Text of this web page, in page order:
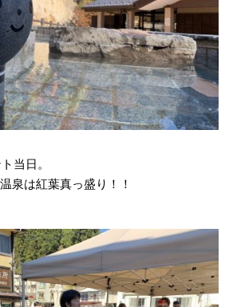
当日。
泉は紅葉真っ盛り！！